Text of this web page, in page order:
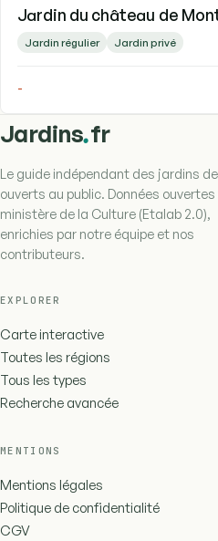
Jardin du château de
Jardin régulier Jardin privé
-
Jardins.fr
Le guide indépendant des jardins
ouverts au public. Données ouvertes
ministère de la Culture (Etalab 2.0),
enrichies par notre équipe et nos
contributeurs.
EXPLORER
Carte interactive
Toutes les régions
Tous les types
Recherche avancée
MENTIONS
Mentions légales
Politique de confidentialité
CGV